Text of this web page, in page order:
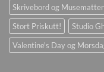
Skrivebord og Musematter
Stort Priskutt!
Studio
Valentine's Day og